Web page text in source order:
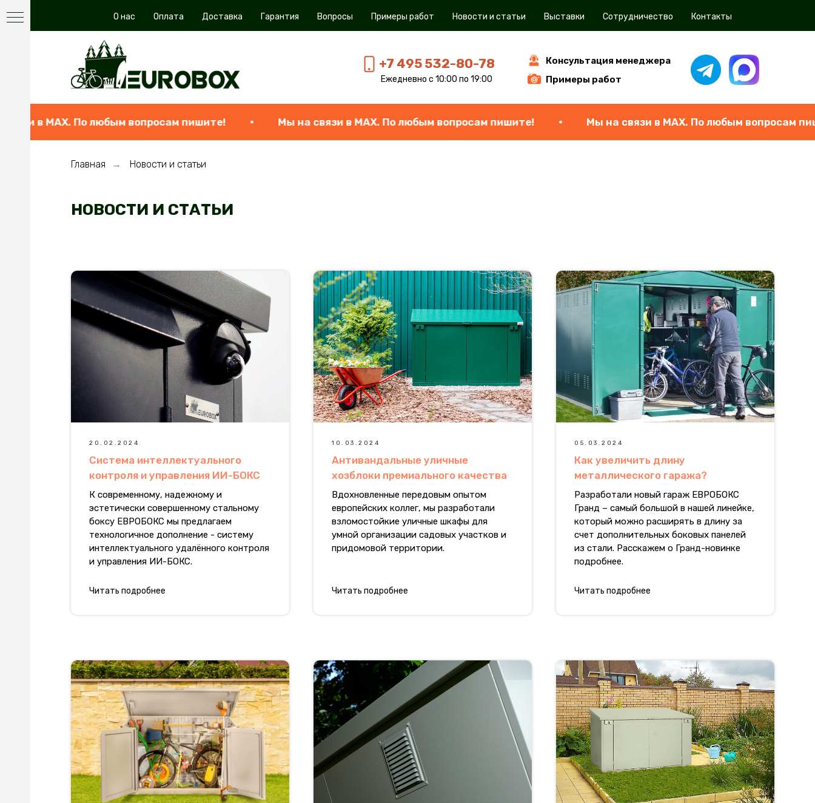
О нас Оплата Доставка Гарантия Вопросы Примеры работ Новости и статьи Выставки Сотрудничество Контакты
+7 495 532-80-78
Ежедневно с 10:00 по 19:00
Консультация менеджера
Примеры работ
По любым вопросам пишите! Мы на связи в МАХ. По любым вопросам пишите! Мы на связи в МАХ. По любым вопросам пишите!
Главная → Новости и статьи
НОВОСТИ И СТАТЬИ
20.02.2024
Система интеллектуального
контроля и управления ИИ-БОКС
К современному, надежному и
эстетически совершенному стальному
боксу ЕВРОБОКС мы предлагаем
технологичное дополнение - систему
интеллектуального удалённого контроля
и управления ИИ-БОКС.
Читать подробнее
10.03.2024
Антивандальные уличные
хозблоки премиального качества
Вдохновленные передовым опытом
европейских коллег, мы разработали
взломостойкие уличные шкафы для
умной организации садовых участков и
придомовой территории.
Читать подробнее
05.03.2024
Как увеличить длину
металлического гаража?
Разработали новый гараж ЕВРОБОКС
Гранд – самый большой в нашей линейке,
который можно расширять в длину за
счет дополнительных боковых панелей
из стали. Расскажем о Гранд-новинке
подробнее.
Читать подробнее